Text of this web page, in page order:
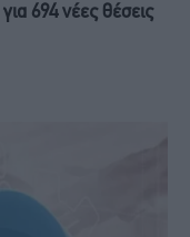
694 νέες θέσεις